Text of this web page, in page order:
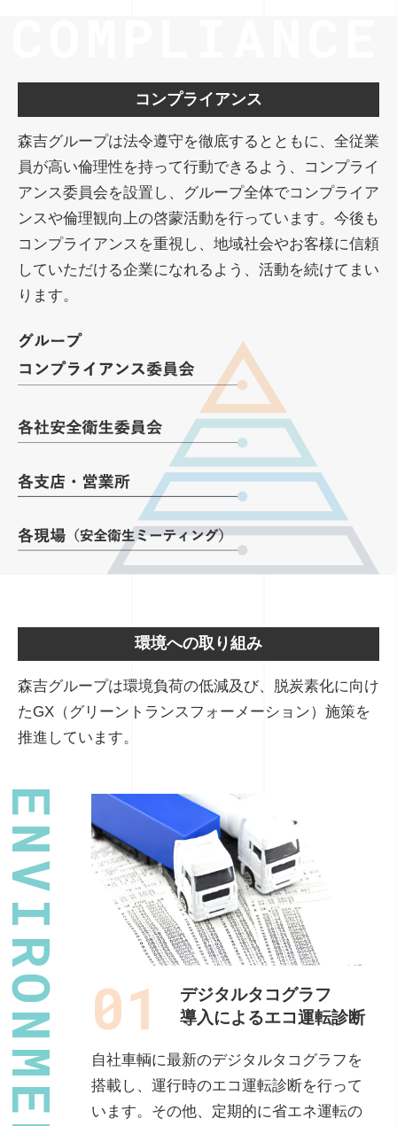
コンプライアンス
森吉グループは法令遵守を徹底するとともに、全従業
員が高い倫理性を持って行動できるよう、コンプライ
アンス委員会を設置し、グループ全体でコンプライア
ンスや倫理観向上の啓蒙活動を行っています。今後も
コンプライアンスを重視し、地域社会やお客様に信頼
していただける企業になれるよう、活動を続けてまい
ります。
環境への取り組み
森吉グループは環境負荷の低減及び、脱炭素化に向け
たGX（グリーントランスフォーメーション）施策を
推進しています。
01
デジタルタコグラフ
導入によるエコ運転診断
自社車輌に最新のデジタルタコグラフを
搭載し、運行時のエコ運転診断を行って
います。その他、定期的に省エネ運転の